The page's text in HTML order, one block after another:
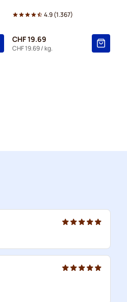
4.9(1.367)
CHF 19.69
CHF 19.69/ kg.